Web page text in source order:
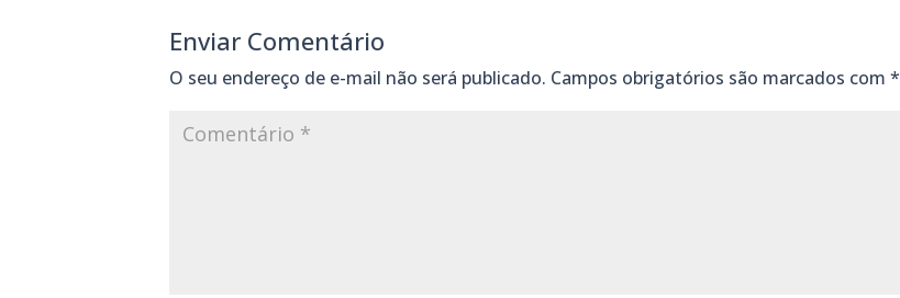
Enviar Comentário
O seu endereço de e-mail não será publicado. Campos obrigatórios são marcados com*